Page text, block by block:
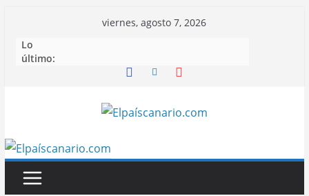
contenido
viernes, agosto 7, 2026
Lo
último: